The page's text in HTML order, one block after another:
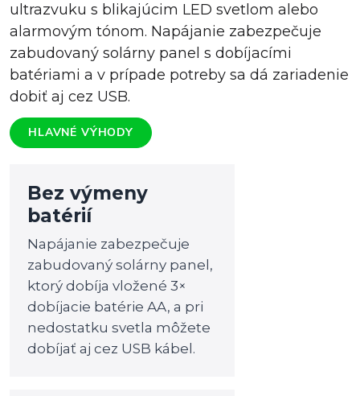
ultrazvuku s blikajúcim LED svetlom alebo
alarmovým tónom. Napájanie zabezpečuje
zabudovaný solárny panel s dobíjacími
batériami a v prípade potreby sa dá zariadenie
dobiť aj cez USB.
HLAVNÉ VÝHODY
Bez výmeny
batérií
Napájanie zabezpečuje
zabudovaný solárny panel,
ktorý dobíja vložené 3×
dobíjacie batérie AA, a pri
nedostatku svetla môžete
dobíjať aj cez USB kábel.